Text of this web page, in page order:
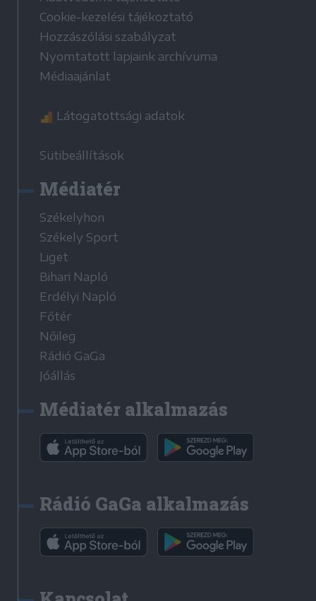
Cookie-kezelési tájékoztató
Hozzászólási szabályzat
Nyomtatott lapjaink archívuma
Médiaajánlat
Látogatottsági adatok
Sütibeállítások
Médiatér
Székelyhon
Székely Sport
Liget
Bihari Napló
Erdélyi Napló
Főtér
Nőileg
Rádió GaGa
Jóállás
Médiatér alkalmazás
Rádió GaGa alkalmazás